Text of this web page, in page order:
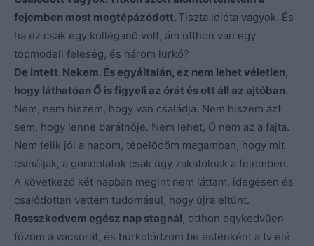
fejemben most megtépázódott. Tiszta idióta vagyok. És
ha ez csak egy kolléganő volt, ám otthon van egy
topmodell feleség, és három lurkó?
De intett. Nekem. És egyáltalán, ez nem lehet véletlen,
hogy láthatóan Ő is figyeli az órát és ott áll az ajtóban.
Nem, nem hiszem, hogy van családja. Nem hiszem azt
sem, hogy lenne barátnője. Nem lehet, Ő nem az a fajta.
Nem telik jól a napom, tépelődőm magamban, hogy mit
csináljak, a gondolatok csak úgy zakatolnak a fejemben.
A következő két napban megint nem láttam, idegesen és
csalódottan vettem tudomásul, hogy újra eltűnt.
Rosszkedvem egész nap stagnál, otthon egykedvűen
főzöm a vacsorát, és burkolódzom be esténként a tv elé